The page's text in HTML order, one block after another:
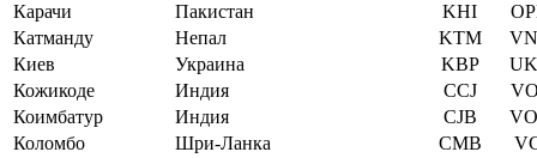
Карачи
Пакистан KHI
Катманду
Непал KTM
Киев
Украина KBP
Кожикоде
Индия CCJ
Коимбатур
Индия CJB
Коломбо
Шри-Ланка CMB